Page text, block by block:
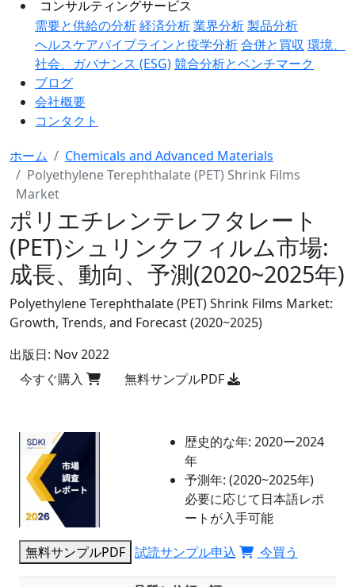
コンサルティングサービス
需要と供給の分析経済分析業界分析製品分析
ヘルスケアパイプラインと疫学分析合併と買収 環境、
社会、ガバナンス (ESG)競合分析とベンチマーク
ブログ
会社概要
コンタクト
ホーム
Chemicals and Advanced Materials
Polyethylene Terephthalate (PET) Shrink Films
Market
ポリエチレンテレフタレート
(PET)シュリンクフィルム市場:
成長、動向、予測(2020~2025年)
Polyethylene Terephthalate (PET) Shrink Films Market:
Growth, Trends, and Forecast (2020~2025)
出版日: Nov 2022
今すぐ購入
無料サンプルPDF
歴史的な年: 2020ー2024
年
予測年: (2020~2025年)
必要に応じて日本語レポ
ートが入手可能
無料サンプルPDF 試読サンプル申込 今買う